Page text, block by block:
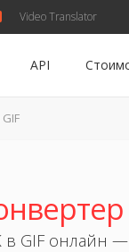
Video Translator
API
в GIF онлайн